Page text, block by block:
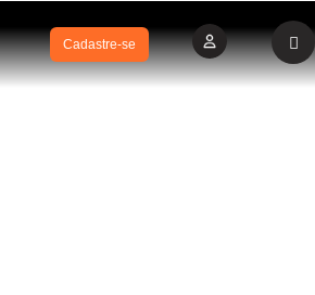
Cadastre-se